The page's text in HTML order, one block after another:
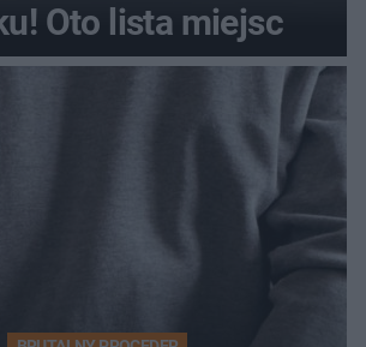
Oto lista miejsc